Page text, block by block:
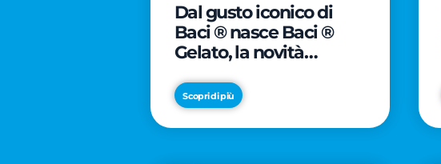
Dal gusto iconico di
Baci ® nasce Baci ®
Gelato, la novità
Scopri di più